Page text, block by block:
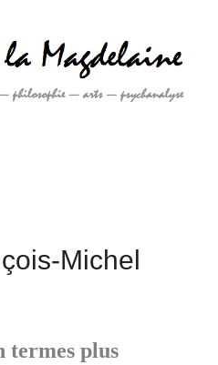
Michel
termes plus